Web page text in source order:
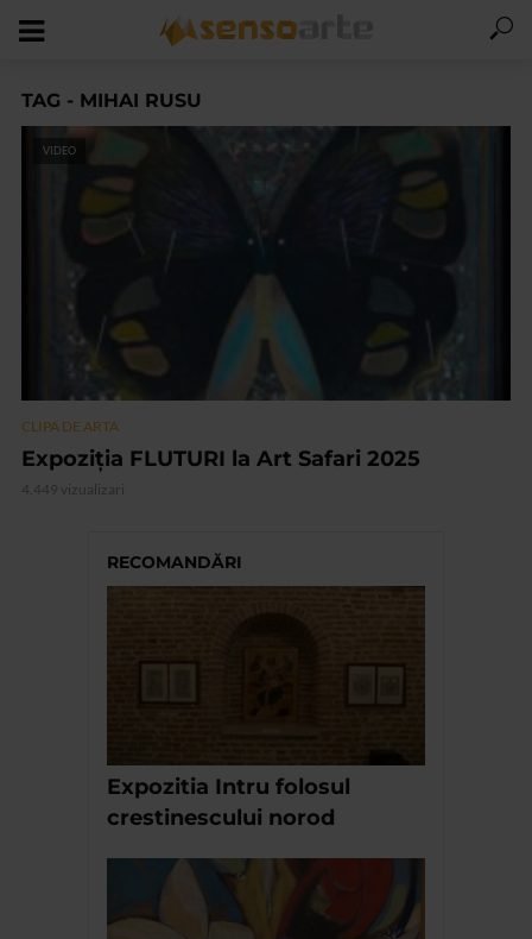
TAG - MIHAI RUSU
VIDEO
CLIPA DE ARTA
Expoziţia FLUTURI la Art Safari 2025
4.449 vizualizari
RECOMANDĂRI
Expozitia Intru folosul
crestinescului norod